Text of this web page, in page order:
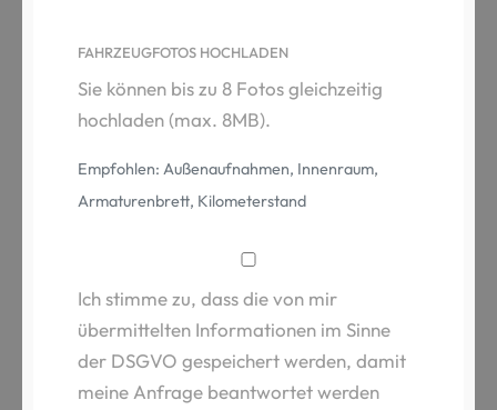
FAHRZEUGFOTOS HOCHLADEN
Sie können bis zu 8 Fotos gleichzeitig
hochladen (max. 8MB).
Empfohlen: Außenaufnahmen, Innenraum,
Armaturenbrett, Kilometerstand
Ich stimme zu, dass die von mir
übermittelten Informationen im Sinne
der DSGVO gespeichert werden, damit
meine Anfrage beantwortet werden